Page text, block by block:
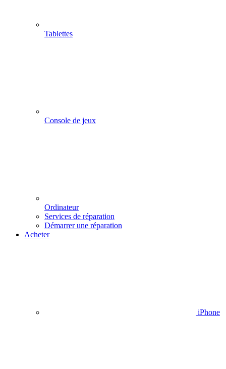
Tablettes
Console de jeux
Ordinateur
Services de réparation
Démarrer une réparation
Acheter
iPhone